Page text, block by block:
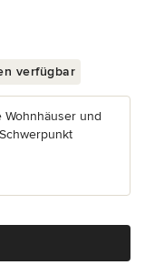
verfügbar
und